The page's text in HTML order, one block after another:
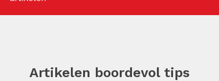
Artikelen boordevol tips